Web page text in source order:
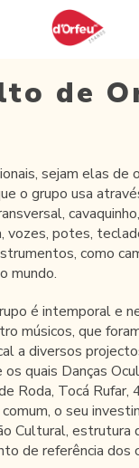
de
sejam elas de
o grupo usa
vozes, potes,
como
mundo.
é intemporal e
músicos, que
a diversos
quais Danças
Roda, Tocá Rufar,
o seu
Cultural, estrutura
de referência dos